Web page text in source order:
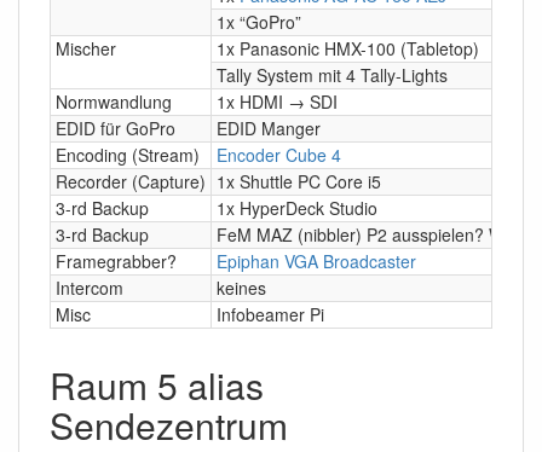
1x “GoPro”
Mischer
1x Panasonic HMX-100 (Tabletop)
Tally System mit 4 Tally-Lights
Normwandlung
1x HDMI → SDI
EDID für GoPro
EDID Manger
Encoding (Stream)
Encoder Cube 4
Recorder (Capture) 1x Shuttle PC Core i5
3-rd Backup
1x HyperDeck Studio
3-rd Backup
FeM MAZ (nibbler) P2 ausspielen? Wer,
Framegrabber?
Epiphan VGA Broadcaster
Intercom
keines
Misc
Infobeamer Pi
Raum 5 alias
Sendezentrum